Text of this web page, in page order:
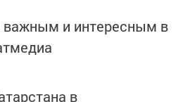
и интересным в
в